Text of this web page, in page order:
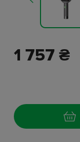
1 757 ₴